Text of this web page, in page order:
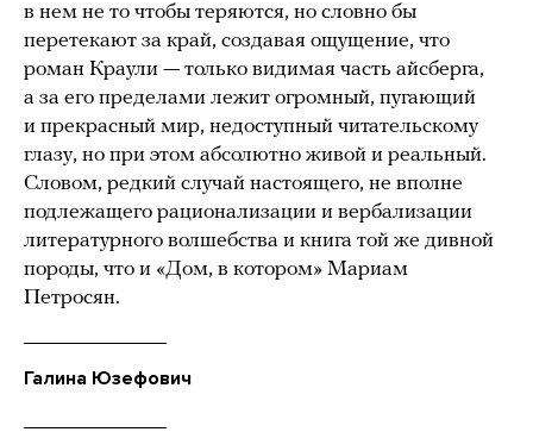
в нем не то чтобы теряются, но словно бы
перетекают за край, создавая ощущение, что
роман Краули — только видимая часть айсберга,
а за его пределами лежит огромный, пугающий
и прекрасный мир, недоступный читательскому
глазу, но при этом абсолютно живой и реальный.
Словом, редкий случай настоящего, не вполне
подлежащего рационализации и вербализации
литературного волшебства и книга той же дивной
породы, что и «Дом, в котором» Мариам
Петросян.
Галина Юзефович